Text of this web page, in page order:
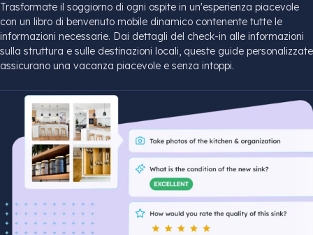
Trasformate il soggiorno di ogni ospite in un'esperienza piacevole
con un libro di benvenuto mobile dinamico contenente tutte le
informazioni necessarie. Dai dettagli del check-in alle informazioni
sulla struttura e sulle destinazioni locali, queste guide personalizzate
assicurano una vacanza piacevole e senza intoppi.